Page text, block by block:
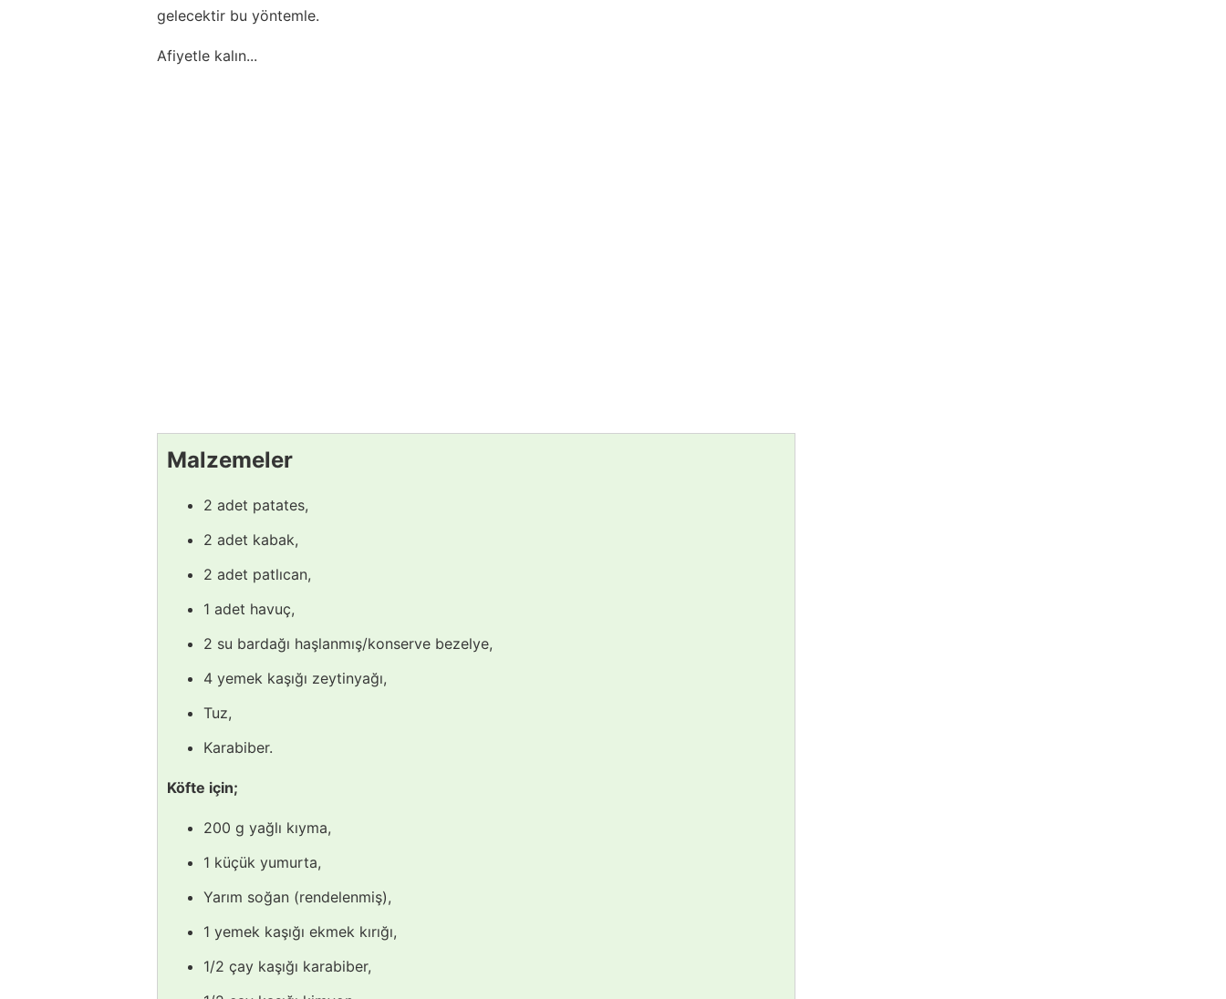
gelecektir bu yöntemle.
Afiyetle kalın...
Malzemeler
2 adet patates,
2 adet kabak,
2 adet patlıcan,
1 adet havuç,
2 su bardağı haşlanmış/konserve bezelye,
4 yemek kaşığı zeytinyağı,
Tuz,
Karabiber.
Köfte için;
200 g yağlı kıyma,
1 küçük yumurta,
Yarım soğan (rendelenmiş),
1 yemek kaşığı ekmek kırığı,
1/2 çay kaşığı karabiber,